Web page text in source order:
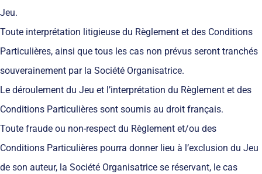
Jeu.
Toute interprétation litigieuse du Règlement et des Conditions
Particulières, ainsi que tous les cas non prévus seront tranchés
souverainement par la Société Organisatrice.
Le déroulement du Jeu et l’interprétation du Règlement et des
Conditions Particulières sont soumis au droit français.
Toute fraude ou non-respect du Règlement et/ou des
Conditions Particulières pourra donner lieu à l’exclusion du Jeu
de son auteur, la Société Organisatrice se réservant, le cas